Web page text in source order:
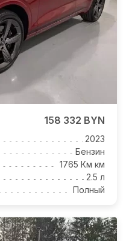
158 332 BYN
2023
Бензин
1765 Км км
2.5 л
Полный